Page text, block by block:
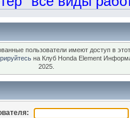
пользователи имеют доступ в
на Клуб Honda Element
2025.